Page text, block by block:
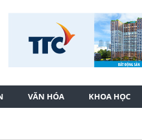
VĂN HÓA KHOA HỌC